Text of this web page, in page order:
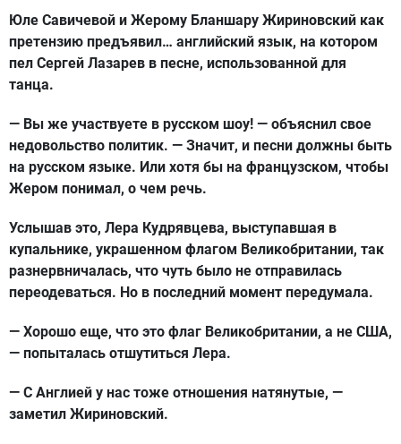
Юле Савичевой и Жерому Бланшару Жириновский как
претензию предъявил… английский язык, на котором
пел Сергей Лазарев в песне, использованной для
танца.
— Вы же участвуете в русском шоу! — объяснил свое
недовольство политик. — Значит, и песни должны быть
на русском языке. Или хотя бы на французском, чтобы
Жером понимал, о чем речь.
Услышав это, Лера Кудрявцева, выступавшая в
купальнике, украшенном флагом Великобритании, так
разнервничалась, что чуть было не отправилась
переодеваться. Но в последний момент передумала.
— Хорошо еще, что это флаг Великобритании, а не США,
— попыталась отшутиться Лера.
— С Англией у нас тоже отношения натянутые, —
заметил Жириновский.